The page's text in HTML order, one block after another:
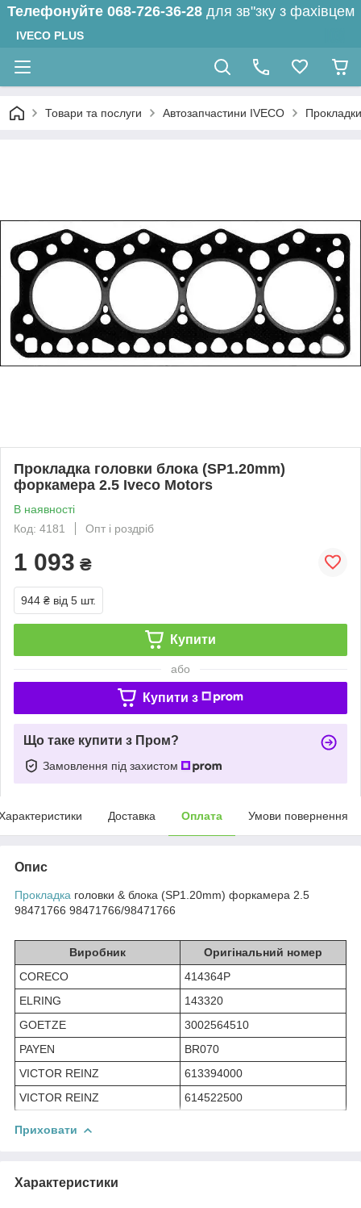
Телефонуйте 068-726-36-28 для зв"зку з фахівцем
IVECO PLUS
Товари та послуги Автозапчастини IVECO Прокладки
Прокладка головки блока (SP1.20mm)
форкамера 2.5 Iveco Motors
В наявності
Код: 4181
Опт і роздріб
1 093 ₴
944 ₴ від 5 шт.
Купити
або
Купити з
Що таке купити з Пром?
Замовлення під захистом
Доставка Оплата Умови повернення
Опис
Прокладка головки & блока (SP1.20mm) форкамера 2.5
98471766 98471766/98471766
Виробник
Оригінальний номер
CORECO
414364P
ELRING
143320
GOETZE
3002564510
PAYEN
BR070
VICTOR REINZ
613394000
VICTOR REINZ
614522500
Приховати
Характеристики